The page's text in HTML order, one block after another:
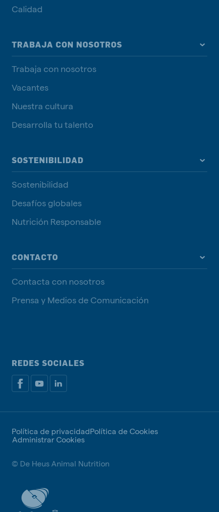
Calidad
TRABAJA CON NOSOTROS
Trabaja con nosotros
Vacantes
Nuestra cultura
Desarrolla tu talento
SOSTENIBILIDAD
Sostenibilidad
Desafíos globales
Nutrición Responsable
CONTACTO
Contacta con nosotros
Prensa y Medios de Comunicación
REDES SOCIALES
Política de privacidadPolítica de Cookies
Administrar Cookies
© De Heus Animal Nutrition